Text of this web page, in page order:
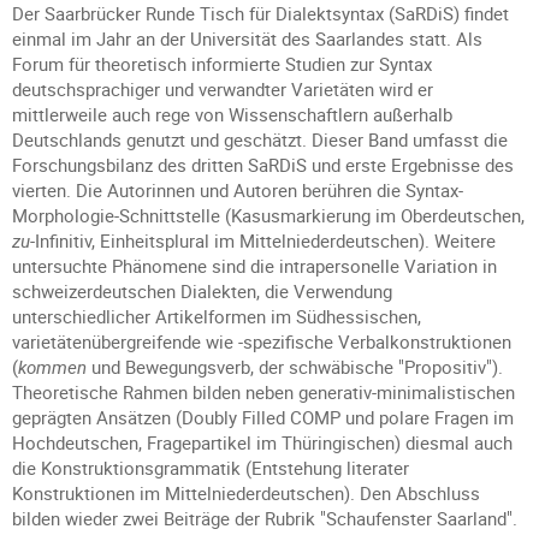
Der Saarbrücker Runde Tisch für Dialektsyntax (SaRDiS) findet
einmal im Jahr an der Universität des Saarlandes statt. Als
Forum für theoretisch informierte Studien zur Syntax
deutschsprachiger und verwandter Varietäten wird er
mittlerweile auch rege von Wissenschaftlern außerhalb
Deutschlands genutzt und geschätzt. Dieser Band umfasst die
Forschungsbilanz des dritten SaRDiS und erste Ergebnisse des
vierten. Die Autorinnen und Autoren berühren die Syntax-
Morphologie-Schnittstelle (Kasusmarkierung im Oberdeutschen,
zu-Infinitiv, Einheitsplural im Mittelniederdeutschen). Weitere
untersuchte Phänomene sind die intrapersonelle Variation in
schweizerdeutschen Dialekten, die Verwendung
unterschiedlicher Artikelformen im Südhessischen,
varietätenübergreifende wie -spezifische Verbalkonstruktionen
(kommen und Bewegungsverb, der schwäbische "Propositiv").
Theoretische Rahmen bilden neben generativ-minimalistischen
geprägten Ansätzen (Doubly Filled COMP und polare Fragen im
Hochdeutschen, Fragepartikel im Thüringischen) diesmal auch
die Konstruktionsgrammatik (Entstehung literater
Konstruktionen im Mittelniederdeutschen). Den Abschluss
bilden wieder zwei Beiträge der Rubrik "Schaufenster Saarland".